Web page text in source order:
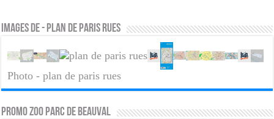
Images de - plan de paris rues
Photo - plan de paris rues
PROMO ZOO PARC DE BEAUVAL